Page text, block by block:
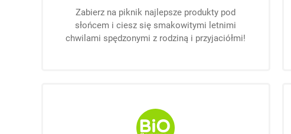
Zabierz na piknik najlepsze produkty pod
słońcem i ciesz się smakowitymi letnimi
chwilami spędzonymi z rodziną i przyjaciółmi!